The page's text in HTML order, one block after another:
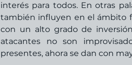
interés para todos. En otras
también influyen en el ámbito
con un alto grado de
atacantes no son
presentes, ahora se dan con